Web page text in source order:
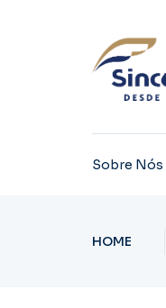
Sobre Nós
HOME